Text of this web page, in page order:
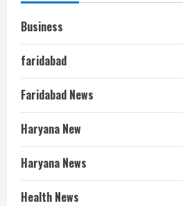
Business
faridabad
Faridabad News
Haryana New
Haryana News
Health News